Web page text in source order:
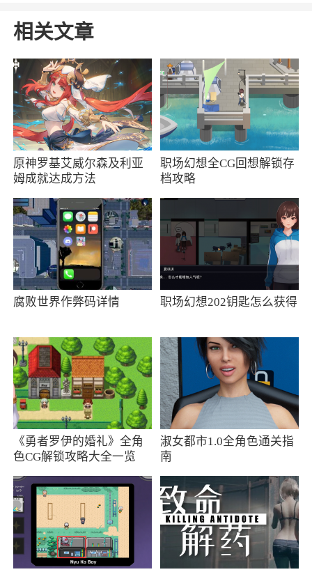
游戏特色
1、游戏的整个画面非常真实，无论是武器配
件还是其他道具都非常完整
2、让每一位玩家在移动端也能延续使命召唤
系列的经典对战，呈现出一款完美的多人在线第
一人称射击手游
3、多人的战斗玩法，要和队友好好配合去抵
抗敌人
4、传承世界著名射击游戏系列使命召唤的精
髓，并在移动设备上进行完善
5、大型多人在线第一人称射击游戏，将以最
6、可自行改装武器，满足你的改枪欲望，用
你独特的击杀风格抗敌，做团队的英雄
小编评价
1、Call of Duty手游，游戏中逼真的游戏场
景，给你强烈的代入感，游戏中激烈的竞技战
斗，在游戏中体验更加刺激的设计体验，游戏中
有着各种不同的游戏模式，玩家可以在这里挑战
自己的对手，或者是随机匹配队友，和你的队友
一起并肩战斗，在游戏中获得胜利
相关文章
原神罗基艾威尔森及利亚
姆成就达成方法
职场幻想全CG回想解锁存
档攻略
腐败世界作弊码详情 职场幻想202钥匙怎么获得
《勇者罗伊的婚礼》全角
色CG解锁攻略大全一览
淑女都市1.0全角色通关指
南